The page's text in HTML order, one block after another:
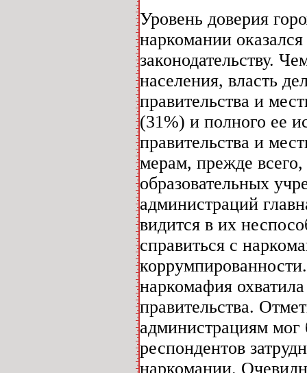
Уровень доверия
наркомании
законодательству.
населения, власть
правительства и
(31%) и полного ее
правительства и
мерам, прежде
образовательных
администраций
видится в их
справиться с
наркомафия
правительства.
администрациям мог
респондентов
наркомании.